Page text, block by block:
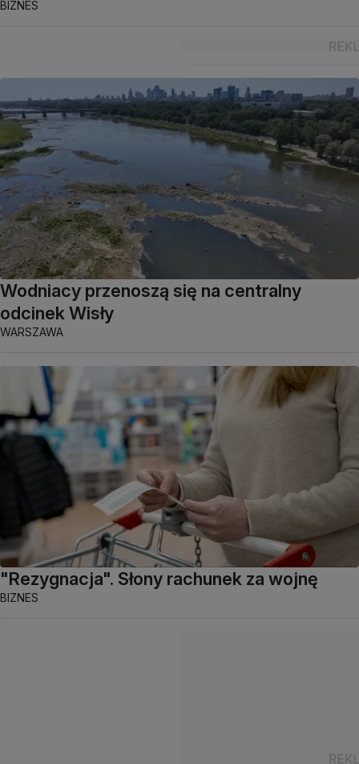
BIZNES
Wodniacy przenoszą się na centralny
odcinek Wisły
WARSZAWA
"Rezygnacja". Słony rachunek za wojnę
BIZNES